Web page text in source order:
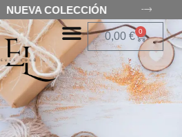
NUEVA COLECCIÓN
0,00 € 0